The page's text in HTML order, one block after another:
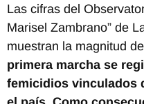
Las cifras del
Marisel Zambrano” de
muestran la magnitud
primera marcha se
femicidios vinculados